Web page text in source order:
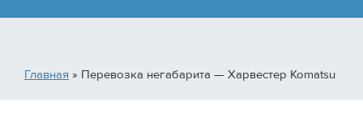
Главная » Перевозка негабарита — Харвестер Komatsu